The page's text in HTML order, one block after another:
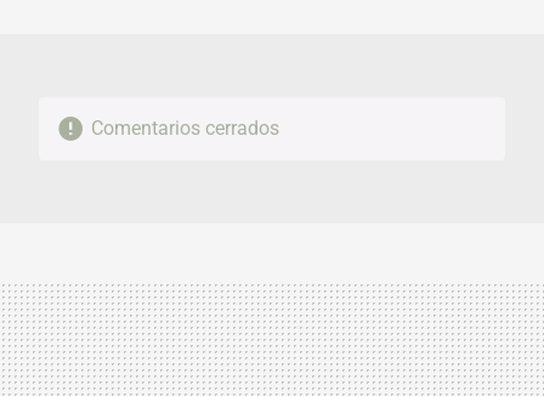
Comentarios cerrados